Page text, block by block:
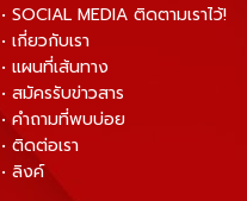
• SOCIAL MEDIA ติดตามเราไว้!
• เกี่ยวกับเรา
• แผนที่เส้นทาง
• สมัครรับข่าวสาร
• คำถามที่พบบ่อย
• ติดต่อเรา
• ลิงค์